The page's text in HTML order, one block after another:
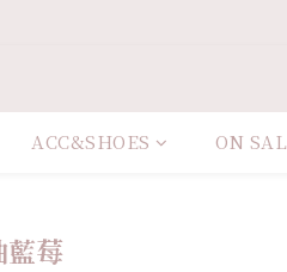
ACC&SHOES ON
藍莓